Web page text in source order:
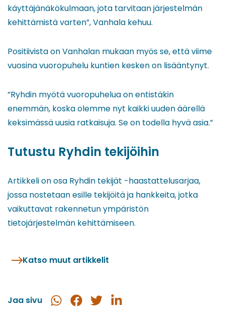
käyttäjänäkökulmaan, jota tarvitaan järjestelmän
kehittämistä varten”, Vanhala kehuu.
Positiivista on Vanhalan mukaan myös se, että viime
vuosina vuoropuhelu kuntien kesken on lisääntynyt.
”Ryhdin myötä vuoropuhelua on entistäkin
enemmän, koska olemme nyt kaikki uuden äärellä
keksimässä uusia ratkaisuja. Se on todella hyvä asia.”
Tutustu Ryhdin tekijöihin
Artikkeli on osa Ryhdin tekijät -haastattelusarjaa,
jossa nostetaan esille tekijöitä ja hankkeita, jotka
vaikuttavat rakennetun ympäristön
tietojärjestelmän kehittämiseen.
Katso muut artikkelit
Jaa sivu
Jaa
Jaa
Jaa
Jaa